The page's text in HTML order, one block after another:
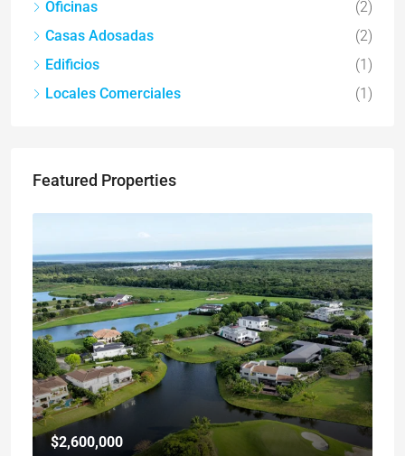
Oficinas
(2)
Casas Adosadas
(2)
Edificios
(1)
Locales Comerciales
(1)
Featured Properties
$2,600,000